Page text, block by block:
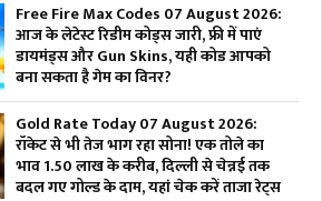
Free Fire Max Codes 07 August 2026:
आज के लेटेस्ट रिडीम कोड्स जारी, फ्री में पाएं
डायमंड्स और Gun Skins, यही कोड आपको
बना सकता है गेम का विनर?
Gold Rate Today 07 August 2026:
रॉकेट से भी तेज भाग रहा सोना! एक तोले का
भाव 1.50 लाख के करीब, दिल्ली से चेन्नई तक
बदल गए गोल्ड के दाम, यहां चेक करें ताजा रेट्स